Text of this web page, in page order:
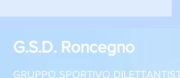
G.S.D. Roncegno
GRUPPO SPORTIVO